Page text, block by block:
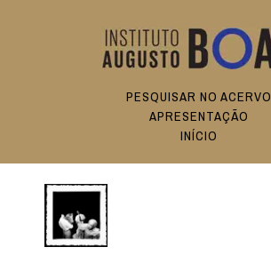
PESQUISAR NO ACERVO
APRESENTAÇÃO
INÍCIO